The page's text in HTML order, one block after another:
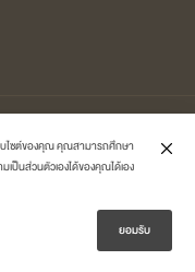
Co.,Ltd.
All Rights
บไซต์ของคุณ คุณสามารถศึกษา
เป็นส่วนตัวเองได้ของคุณได้เอง
ยอมรับ